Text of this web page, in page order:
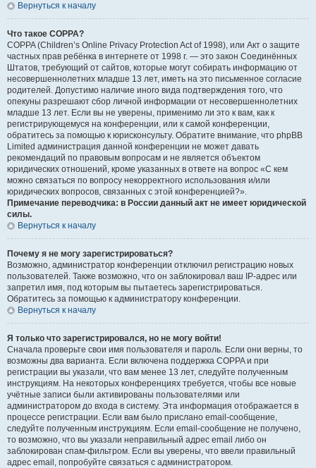
Вернуться к началу
Что такое COPPA?
COPPA (Children’s Online Privacy Protection Act of 1998), или Акт о защите
частных прав ребёнка в интернете от 1998 г. — это закон Соединённых
Штатов, требующий от сайтов, которые могут собирать информацию от
несовершеннолетних младше 13 лет, иметь на это письменное согласие
родителей. Допустимо наличие иного вида подтверждения того, что
опекуны разрешают сбор личной информации от несовершеннолетних
младше 13 лет. Если вы не уверены, применимо ли это к вам, как к
регистрирующемуся на конференции, или к самой конференции,
обратитесь за помощью к юрисконсульту. Обратите внимание, что phpBB
Limited администрация данной конференции не может давать
рекомендаций по правовым вопросам и не является объектом
юридических отношений, кроме указанных в ответе на вопрос «С кем
можно связаться по вопросу некорректного использования и/или
юридических вопросов, связанных с этой конференцией?».
Примечание переводчика: в России данный акт не имеет юридической
силы.
Вернуться к началу
Почему я не могу зарегистрироваться?
Возможно, администратор конференции отключил регистрацию новых
пользователей. Также возможно, что он заблокировал ваш IP-адрес или
запретил имя, под которым вы пытаетесь зарегистрироваться.
Обратитесь за помощью к администратору конференции.
Вернуться к началу
Я только что зарегистрировался, но не могу войти!
Сначала проверьте свои имя пользователя и пароль. Если они верны, то
возможны два варианта. Если включена поддержка COPPA и при
регистрации вы указали, что вам менее 13 лет, следуйте полученным
инструкциям. На некоторых конференциях требуется, чтобы все новые
учётные записи были активированы пользователями или
администратором до входа в систему. Эта информация отображается в
процессе регистрации. Если вам было прислано email-сообщение,
следуйте полученным инструкциям. Если email-сообщение не получено,
то возможно, что вы указали неправильный адрес email либо он
заблокирован спам-фильтром. Если вы уверены, что ввели правильный
адрес email, попробуйте связаться с администратором.